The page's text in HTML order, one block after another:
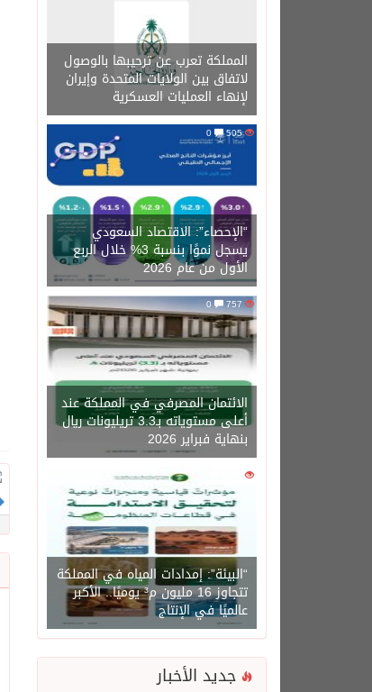
المملكة تعرب عن ترحيبها بالوصول
لاتفاق بين الولايات المتحدة وإيران
لإنهاء العمليات العسكرية
505
“الإحصاء”: الاقتصاد السعودي
يسجل نموًا بنسبة 3% خلال الربع
الأول من عام 2026
757
0
الائتمان المصرفي في المملكة عند
أعلى مستوياته بـ3.3 تريليونات ريال
بنهاية فبراير 2026
1450
“البيئة”: إمدادات المياه في المملكة
تتجاوز 16 مليون م³ يوميًا.. الأكبر
عالميًا في الإنتاج
جديد الأخبار